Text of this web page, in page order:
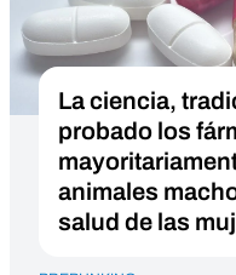
La ciencia,
probado los
animales
salud de las